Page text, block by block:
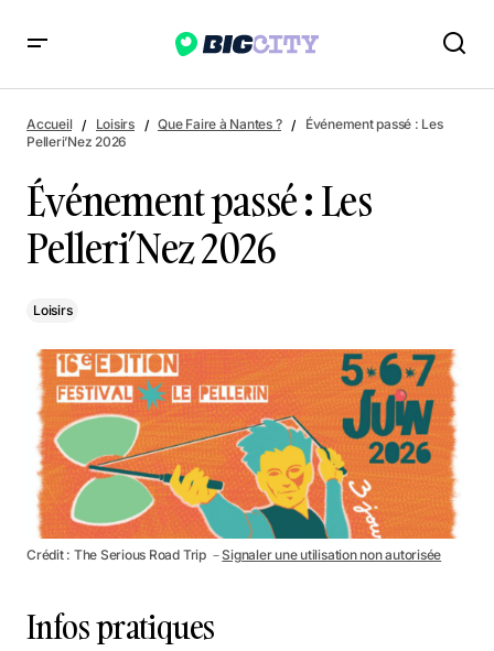
Événement passé : Les Pelleri’Nez 2026
Accueil Loisirs Que Faire à Nantes ?
Événement passé : Les
Pelleri’Nez 2026
Événement passé : Les
Pelleri’Nez 2026
Loisirs
Crédit : The Serious Road Trip －Signaler une utilisation non autorisée
Infos pratiques